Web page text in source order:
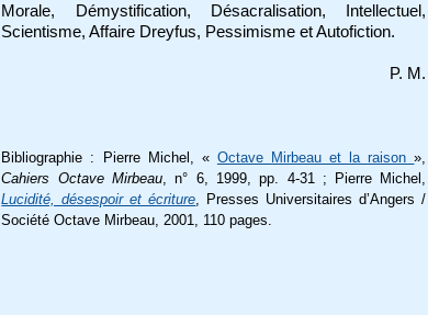
Morale, Démystification, Désacralisation, Intellectuel,
Scientisme, Affaire Dreyfus, Pessimisme et Autofiction.
P. M.
Bibliographie : Pierre Michel, « Octave Mirbeau et la raison»,
Cahiers Octave Mirbeau, n° 6, 1999, pp. 4-31 ; Pierre Michel,
Lucidité, désespoir et écriture, Presses Universitaires d’Angers /
Société Octave Mirbeau, 2001, 110 pages.